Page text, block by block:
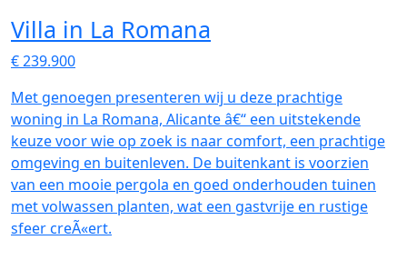
Villa in La Romana
€ 239.900
Met genoegen presenteren wij u deze prachtige
woning in La Romana, Alicante â€“ een uitstekende
keuze voor wie op zoek is naar comfort, een prachtige
omgeving en buitenleven. De buitenkant is voorzien
van een mooie pergola en goed onderhouden tuinen
met volwassen planten, wat een gastvrije en rustige
sfeer creÃ«ert.